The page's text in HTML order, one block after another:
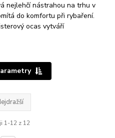
nejlehčí nástrahou na trhu v
do komfortu při rybaření.
ocas vytváří
1-12 z 12